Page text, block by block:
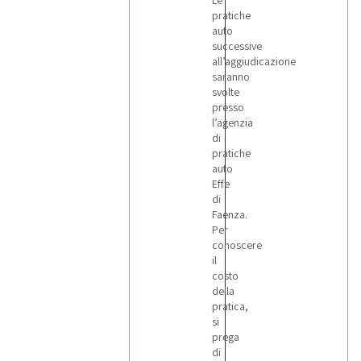
pratiche
auto
successive
all’aggiudicazione
saranno
svolte
presso
l’agenzia
di
pratiche
auto
Effe
di
Faenza.
Per
conoscere
il
costo
della
pratica,
si
prega
di